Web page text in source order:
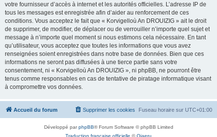
votre fournisseur d’accès à internet et les autorités officielles. L’adresse IP de
tous les messages est enregistrée afin d’aider au renforcement de ces
conditions. Vous acceptez le fait que « Korvigelloù An DROUIZIG » ait le droit
de supprimer, de modifier, de déplacer ou de verrouiller n’importe quel sujet et
message à n’importe quel moment si nous estimons cela nécessaire. En tant
qu’utilisateur, vous acceptez que toutes les informations que vous avez
renseignées soient enregistrées dans notre base de données. Bien que ces
informations ne seront pas diffusées à une tierce partie sans votre
consentement, ni « Korvigelloù An DROUIZIG », ni phpBB, ne pourront être
tenus comme responsables en cas de tentative de piratage informatique visant
à compromettre vos données.
Accueil du forum Fuseau horaire sur UTC+01:00
Supprimer les cookies
Développé parphpBB® Forum Software © phpBB Limited
Traduction française officielle ©Qiaeru